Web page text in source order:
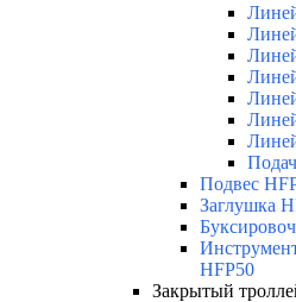
Подвес
Заглушка
HFP50
Закрытый